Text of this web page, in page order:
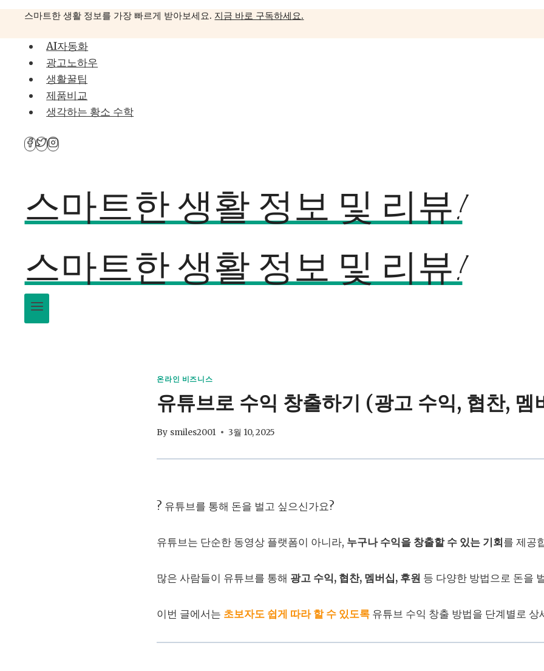
스마트한 생활 정보를 가장 빠르게 받아보세요. 지금 바로 구독하세요.
AI자동화
광고노하우
생활꿀팁
제품비교
생각하는 황소 수학
스마트한 생활 정보 및 리뷰!
스마트한 생활 정보 및 리뷰!
온라인 비즈니스
유튜브로 수익 창출하기 (광고 수익, 협찬, 멤
By smiles2001 3월 10, 2025
? 유튜브를 통해 돈을 벌고 싶으신가요?
유튜브는 단순한 동영상 플랫폼이 아니라, 누구나 수익을 창출할 수 있는 기회를 제공
많은 사람들이 유튜브를 통해 광고 수익, 협찬, 멤버십, 후원 등 다양한 방법으로 돈을
이번 글에서는 초보자도 쉽게 따라 할 수 있도록 유튜브 수익 창출 방법을 단계별로 상